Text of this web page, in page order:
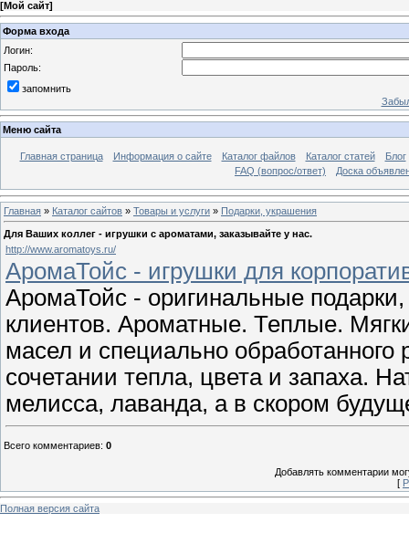
[Мой сайт]
Форма входа
Логин:
Пароль:
запомнить
Меню сайта
Главная страница Информация о сайте Каталог файлов Каталог статей
Блог
FAQ (вопрос/ответ)
Доска
Главная » Каталог сайтов » Товары и услуги » Подарки, украшения
Для Ваших коллег - игрушки с ароматами, заказывайте у нас.
http://www.aromatoys.ru/
АромаТойс - игрушки для
АромаТойс - оригинальные
клиентов. Ароматные. Теплые.
масел и специально
сочетании тепла, цвета и запаха.
мелисса, лаванда, а в скором
Всего комментариев: 0
Добавлять комментарии
[
Полная версия сайта